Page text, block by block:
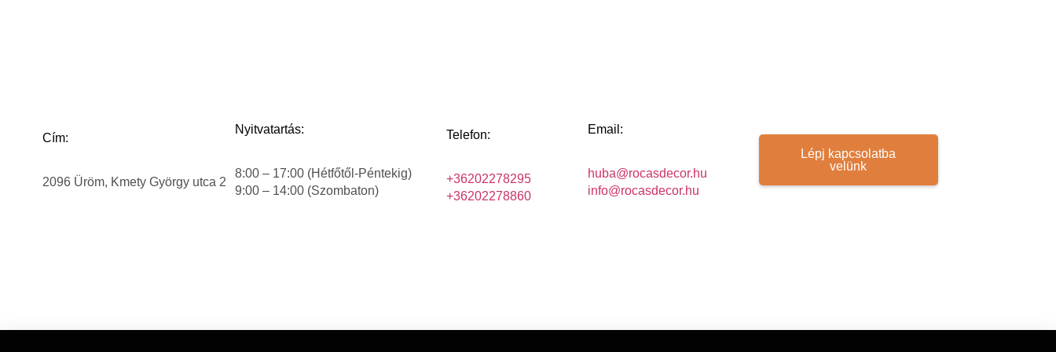
Cím:
2096 Üröm, Kmety György utca 2
Nyitvatartás:
8:00 – 17:00 (Hétfőtől-Péntekig)
9:00 – 14:00 (Szombaton)
Telefon:
+36202278295
+36202278860
Email:
huba@rocasdecor.hu
info@rocasdecor.hu
Lépj kapcsolatba
velünk